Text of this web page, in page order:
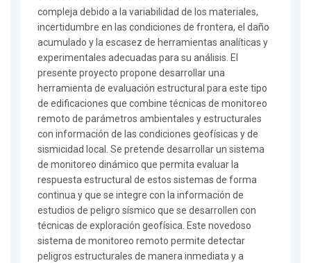
compleja debido a la variabilidad de los materiales,
incertidumbre en las condiciones de frontera, el daño
acumulado y la escasez de herramientas analíticas y
experimentales adecuadas para su análisis. El
presente proyecto propone desarrollar una
herramienta de evaluación estructural para este tipo
de edificaciones que combine técnicas de monitoreo
remoto de parámetros ambientales y estructurales
con información de las condiciones geofísicas y de
sismicidad local. Se pretende desarrollar un sistema
de monitoreo dinámico que permita evaluar la
respuesta estructural de estos sistemas de forma
continua y que se integre con la información de
estudios de peligro sísmico que se desarrollen con
técnicas de exploración geofísica. Este novedoso
sistema de monitoreo remoto permite detectar
peligros estructurales de manera inmediata y a